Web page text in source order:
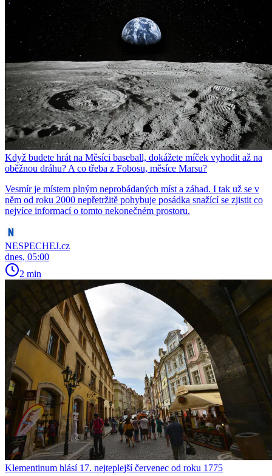
Když budete hrát na Měsíci baseball, dokážete míček vyhodit až na
oběžnou dráhu? A co třeba z Fobosu, měsíce Marsu?
Vesmír je místem plným neprobádaných míst a záhad. I tak už se v
něm od roku 2000 nepřetržitě pohybuje posádka snažící se zjistit co
nejvíce informací o tomto nekonečném prostoru.
NESPECHEJ.cz
dnes, 05:00
2 min
Klementinum hlásí 17. nejteplejší červenec od roku 1775